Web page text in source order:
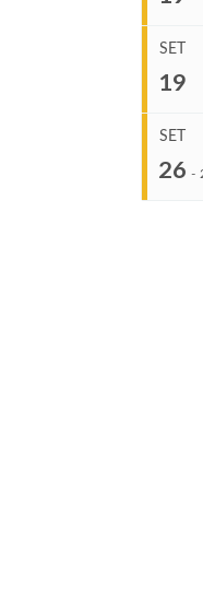
Ago 23,
VENUE
Set 11,
Set 12,
VENUE
COMEÇA
SET
19
SET
26 -